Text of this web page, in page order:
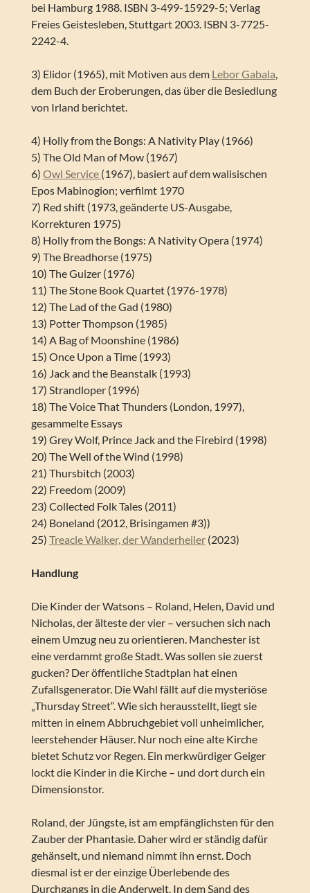
bei Hamburg 1988. ISBN 3-499-15929-5; Verlag
Freies Geistesleben, Stuttgart 2003. ISBN 3-7725-
2242-4.
3) Elidor (1965), mit Motiven aus dem Lebor Gabala,
dem Buch der Eroberungen, das über die Besiedlung
von Irland berichtet.
4) Holly from the Bongs: A Nativity Play (1966)
5) The Old Man of Mow (1967)
6) Owl Service (1967), basiert auf dem walisischen
Epos Mabinogion; verfilmt 1970
7) Red shift (1973, geänderte US-Ausgabe,
Korrekturen 1975)
8) Holly from the Bongs: A Nativity Opera (1974)
9) The Breadhorse (1975)
10) The Guizer (1976)
11) The Stone Book Quartet (1976-1978)
12) The Lad of the Gad (1980)
13) Potter Thompson (1985)
14) A Bag of Moonshine (1986)
15) Once Upon a Time (1993)
16) Jack and the Beanstalk (1993)
17) Strandloper (1996)
18) The Voice That Thunders (London, 1997),
gesammelte Essays
19) Grey Wolf, Prince Jack and the Firebird (1998)
20) The Well of the Wind (1998)
21) Thursbitch (2003)
22) Freedom (2009)
23) Collected Folk Tales (2011)
24) Boneland (2012, Brisingamen #3))
25) Treacle Walker, der Wanderheiler(2023)
Handlung
Die Kinder der Watsons – Roland, Helen, David und
Nicholas, der älteste der vier – versuchen sich nach
einem Umzug neu zu orientieren. Manchester ist
eine verdammt große Stadt. Was sollen sie zuerst
gucken? Der öffentliche Stadtplan hat einen
Zufallsgenerator. Die Wahl fällt auf die mysteriöse
„Thursday Street“. Wie sich herausstellt, liegt sie
mitten in einem Abbruchgebiet voll unheimlicher,
leerstehender Häuser. Nur noch eine alte Kirche
bietet Schutz vor Regen. Ein merkwürdiger Geiger
lockt die Kinder in die Kirche – und dort durch ein
Dimensionstor.
Roland, der Jüngste, ist am empfänglichsten für den
Zauber der Phantasie. Daher wird er ständig dafür
gehänselt, und niemand nimmt ihn ernst. Doch
diesmal ist er der einzige Überlebende des
Durchgangs in die Anderwelt. In dem Sand des